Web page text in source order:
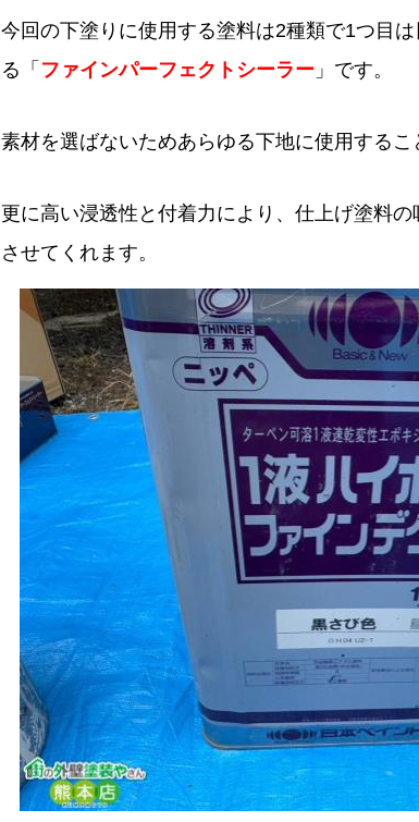
今回の下塗りに使用する塗料は2種類で1つ目
る「 ファインパーフェクトシーラー」です。
素材を選ばないためあらゆる下地に使用するこ
更に高い浸透性と付着力により、仕上げ塗料
させてくれます。